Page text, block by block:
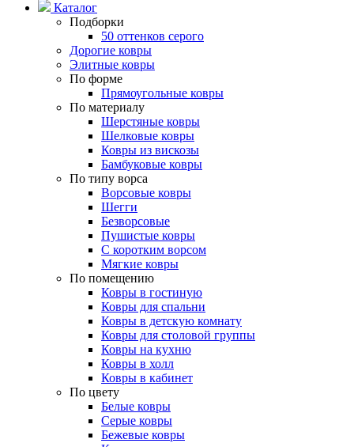
Каталог
Подборки
50 оттенков серого
Дорогие ковры
Элитные ковры
По форме
Прямоугольные ковры
По материалу
Шерстяные ковры
Шелковые ковры
Ковры из вискозы
Бамбуковые ковры
По типу ворса
Ворсовые ковры
Шегги
Безворсовые
Пушистые ковры
С коротким ворсом
Мягкие ковры
По помещению
Ковры в гостиную
Ковры для спальни
Ковры в детскую комнату
Ковры для столовой группы
Ковры на кухню
Ковры в холл
Ковры в кабинет
По цвету
Белые ковры
Серые ковры
Бежевые ковры